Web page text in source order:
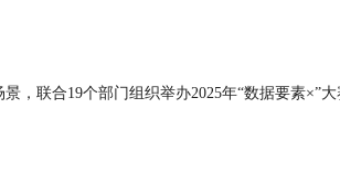
，联合19个部门组织举办2025年“数据要素×”大